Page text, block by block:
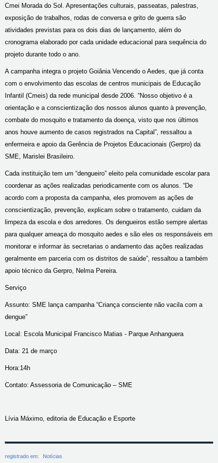
Cmei Morada do Sol. Apresentações culturais, passeatas, palestras,
exposição de trabalhos, rodas de conversa e grito de guerra são
atividades previstas para os dois dias de lançamento, além do
cronograma elaborado por cada unidade educacional para sequência do
projeto durante todo o ano.
A campanha integra o projeto Goiânia Vencendo o Aedes, que já conta
com o envolvimento das escolas de centros municipais de Educação
Infantil (Cmeis) da rede municipal desde 2006. “Nosso objetivo é a
orientação e a conscientização dos nossos alunos quanto à prevenção,
combate do mosquito e tratamento da doença, visto que nos últimos
anos houve aumento de casos registrados na Capital”, ressaltou a
enfermeira e apoio da Gerência de Projetos Educacionais (Gerpro) da
SME, Marislei Brasileiro.
Cada instituição tem um “dengueiro” eleito pela comunidade escolar para
coordenar as ações realizadas periodicamente com os alunos. “De
acordo com a proposta da campanha, eles promovem as ações de
conscientização, prevenção, explicam sobre o tratamento, cuidam da
limpeza da escola e dos arredores. Os dengueiros estão sempre alertas
para qualquer ameaça do mosquito aedes e são eles os responsáveis em
monitorar e informar às secretarias o andamento das ações realizadas
geralmente em parceria com os distritos de saúde”, ressaltou a também
apoio técnico da Gerpro, Nelma Pereira.
Serviço
Assunto: SME lança campanha “Criança consciente não vacila com a
dengue”
Local: Escola Municipal Francisco Matias - Parque Anhanguera
Data: 21 de março
Hora:14h
Contato: Assessoria de Comunicação – SME
Lívia Máximo, editoria de Educação e Esporte
registrado em: Notícias